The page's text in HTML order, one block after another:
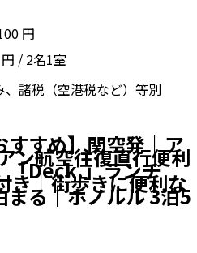
円
円 / 2名1室
諸税（空港税など）等別
すすめ】関空発｜ア
ン航空往復直行便利
「Deck.」ランチ
き｜街歩きに便利な
まる｜ホノルル 3泊5